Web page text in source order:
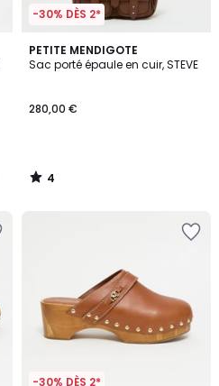
-30% DÈS 2*
PETITE MENDIGOTE
Sac porté épaule en cuir, STEVE
280,00 €
4
/
4
/
-30% DÈS 2*